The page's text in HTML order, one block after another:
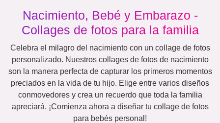
Nacimiento, Bebé y Embarazo -
Collages de fotos para la familia
Celebra el milagro del nacimiento con un collage de fotos
personalizado. Nuestros collages de fotos de nacimiento
son la manera perfecta de capturar los primeros momentos
preciados en la vida de tu hijo. Elige entre varios diseños
conmovedores y crea un recuerdo que toda la familia
apreciará. ¡Comienza ahora a diseñar tu collage de fotos
para bebés personal!